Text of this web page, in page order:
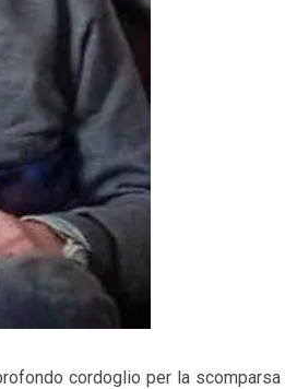
cordoglio per la